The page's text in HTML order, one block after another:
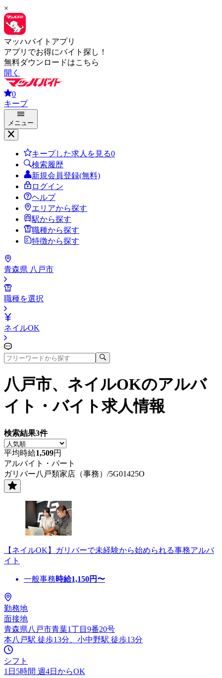
×
マッハバイトアプリ
アプリでお得にバイト探し！
無料ダウンロードはこちら
開く
0
キープ
メニュー
キープした求人を見る0
検索履歴
新規会員登録(無料)
ログイン
ヘルプ
エリアから探す
駅から探す
職種から探す
特徴から探す
青森県 八戸市
職種を選択
ネイルOK
八戸市、ネイルOKのアルバ
イト・バイト求人情報
検索結果3件
平均時給1,509円
アルバイト・パート
ガリバー八戸類家店（事務）/5G01425O
【ネイルOK】ガリバーで未経験から始められる事務アルバ
イト
一般事務時給1,150円〜
勤務地
面接地
青森県八戸市青葉1丁目9番20号
本八戸駅 徒歩13分、小中野駅 徒歩13分
シフト
1日5時間 週4日からOK